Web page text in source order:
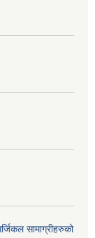
सामाग्रीहरुको